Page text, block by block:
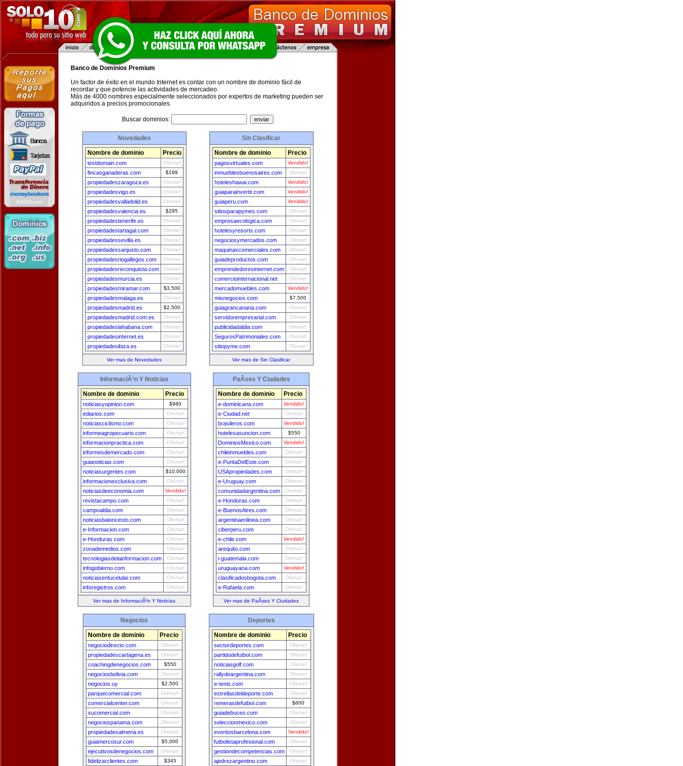
Banco de Dominios Premium
Un factor de éxito en el mundo Internet es contar con un nombre de dominio fácil de
recordar y que potencie las actividades de mercadeo.
Más de 4000 nombres especialmente seleccionados por expertos de marketing pueden ser
adquiridos a precios promocionales.
Buscar dominios:
Novedades
Nombre de dominio Precio
testdomain.com Ofertar!
fincasganaderas.com $199
propiedadeszaragoza.es Ofertar!
propiedadesvigo.es Ofertar!
propiedadesvalladolid.es Ofertar!
propiedadesvalencia.es $295
propiedadestenerife.es Ofertar!
propiedadestartagal.com Ofertar!
propiedadessevilla.es Ofertar!
propiedadessanjusto.com Ofertar!
propiedadesriogallegos.com Ofertar!
propiedadesreconquista.com Ofertar!
propiedadesmurcia.es Ofertar!
propiedadesmiramar.com $3,500
propiedadesmalaga.es Ofertar!
propiedadesmadrid.es $2,500
propiedadesmadrid.com.es Ofertar!
propiedadeslahabana.com Ofertar!
propiedadesinternet.es Ofertar!
propiedadesibiza.es Ofertar!
Ver mas de Novedades
Sin Clasificar
Nombre de dominio Precio
pagosvirtuales.com Vendido!
inmueblesbuenosaires.com Ofertar!
hoteleshawai.com Vendido!
guiaparainvertir.com Vendido!
guiaperu.com Vendido!
sitiosparapymes.com Ofertar!
empresaecologica.com Ofertar!
hotelesyresorts.com Ofertar!
negociosymercados.com Ofertar!
maquinascomerciales.com Ofertar!
guiadeproductos.com Ofertar!
emprendedoresinternet.com Ofertar!
comerciointernacional.net Ofertar!
mercadomuebles.com Vendido!
misnegocios.com $7,500
guiagrancanaria.com Ofertar!
servidorempresarial.com Ofertar!
publicidadaldia.com Ofertar!
SegurosPatrimoniales.com Ofertar!
sitiopyme.com Ofertar!
Ver mas de Sin Clasificar
InformaciÃ³n Y Noticias
Nombre de dominio Precio
noticiasyopinion.com $980
ediarios.com Ofertar!
noticiasciclismo.com Ofertar!
informeagropecuario.com Ofertar!
informacionpractica.com Ofertar!
informesdemercado.com Ofertar!
guianoticias.com Ofertar!
noticiasurgentes.com $10,000
informacionexclusiva.com Ofertar!
noticiasdeeconomia.com Vendido!
revistacampo.com Ofertar!
campoaldia.com Ofertar!
noticiasbaloncesto.com Ofertar!
e-Informacion.com Ofertar!
e-Honduras.com Ofertar!
zonademedios.com Ofertar!
tecnologiasdelainformacion.com Ofertar!
infogobierno.com Ofertar!
noticiasentucelular.com Ofertar!
inforegistros.com Ofertar!
Ver mas de InformaciÃ³n Y Noticias
PaÃ­ses Y Ciudades
Nombre de dominio Precio
e-dominicana.com Vendido!
e-Ciudad.net Ofertar!
brasileros.com Vendido!
hotelesasuncion.com $550
DominiosMexico.com Vendido!
chileinmuebles.com Ofertar!
e-PuntaDelEste.com Ofertar!
USApropiedades.com Ofertar!
e-Uruguay.com Ofertar!
comunidadargentina.com Ofertar!
e-Honduras.com Ofertar!
e-BuenosAires.com Ofertar!
argentinaenlinea.com Ofertar!
ciberperu.com Ofertar!
e-chile.com Vendido!
arequito.com Ofertar!
i-guatemala.com Ofertar!
uruguayana.com Vendido!
clasificadosbogota.com Ofertar!
e-Rafaela.com Ofertar!
Ver mas de PaÃ­ses Y Ciudades
Negocios
Nombre de dominio Precio
negociodirecto.com Ofertar!
propiedadescartagena.es Ofertar!
coachingdenegocios.com $550
negociosbolivia.com Ofertar!
negocios.uy $2,500
parquecomercial.com Ofertar!
comercialcenter.com Ofertar!
sucomercial.com Ofertar!
negociospanama.com Ofertar!
propiedadesalmeria.es Ofertar!
guiamercosur.com $5,000
ejecutivosdenegocios.com Ofertar!
fidelizarclientes.com $345
Deportes
Nombre de dominio Precio
sectordeportes.com Ofertar!
partidodefutbol.com Ofertar!
noticiasgolf.com Ofertar!
rallydeargentina.com Ofertar!
e-tenis.com Ofertar!
estrellasdeldeporte.com Ofertar!
remerasdefutbol.com $600
guiadebuceo.com Ofertar!
seleccionmexico.com Ofertar!
eventosbarcelona.com Vendido!
futbolistaprofesional.com Ofertar!
gestiondecompetencias.com Ofertar!
ajedrezargentino.com Ofertar!